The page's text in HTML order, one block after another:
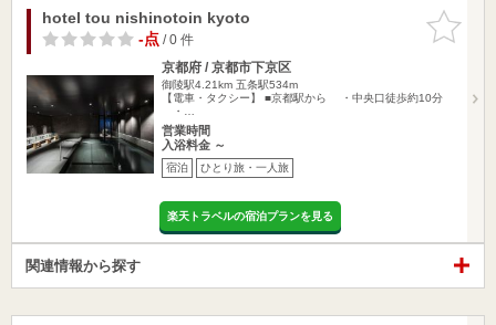
お気に入
りに追加
hotel tou nishinotoin kyoto
-点/ 0 件
京都府 / 京都市下京区
御陵駅4.21km 五条駅534m
【電車・タクシー】 ■京都駅から ・中央口徒歩約10分
・…
営業時間
入浴料金 ～
宿泊 ひとり旅・一人旅
楽天トラベルの宿泊プランを見る
関連情報から探す